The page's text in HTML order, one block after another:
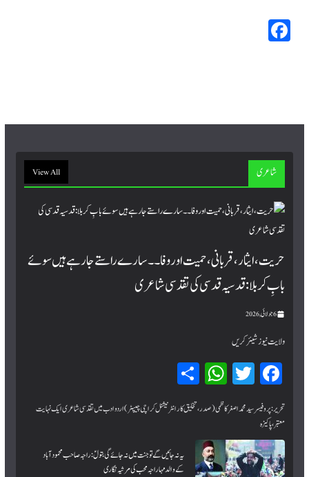
Fa
شاعری View All
حریت، ایثار، قربانی، حمیت اور وفا۔۔ سارے راستے جا رہے ہیں سوئے
بابِ کربلا : قدسیہ قدسی کی تقدسی شاعری
6 جولائی, 2026
ولایت نیوز شیئر کریں
Fa
ce
bo
ok
T
wi
tte
r
W
hat
sA
pp
Sh
ar
e
تحریر:پروفیسر سید محمد اصغر کاظمی (صدر، تخلیق کار انٹرنیشنل کراچی چیپٹر) اردو ادب میں تقدسی شاعری ایک نہایت
معتبر، پاکیزہ
یہ نہ جائیں گے تو جنت میں نہ جائے گی بتولؑ: راجہ صاحب محمود آباد
کے والد مہاراجہ محب کی مرثیہ نگاری